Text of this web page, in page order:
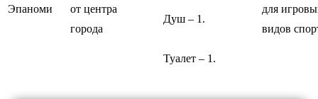
Эпаноми
от центра
города
Душ – 1.
Туалет – 1.
для
видов